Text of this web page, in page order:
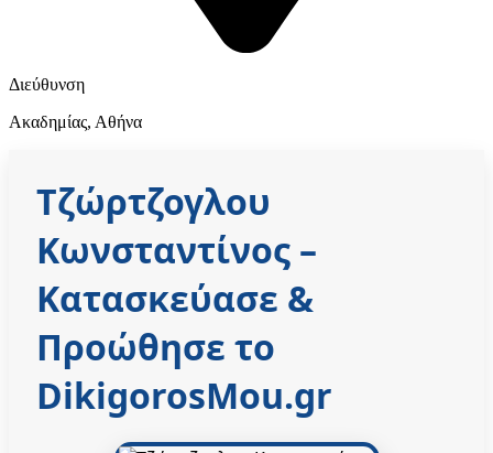
Διεύθυνση
Ακαδημίας, Αθήνα
Τζώρτζογλου
Κωνσταντίνος –
Κατασκεύασε &
Προώθησε το
DikigorosMou.gr